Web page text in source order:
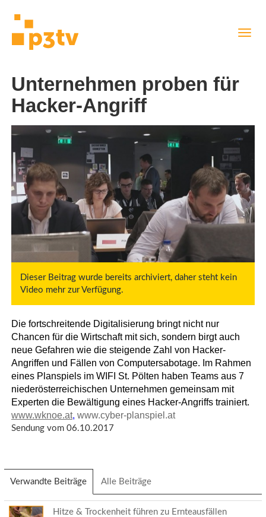
Unternehmen proben für
Hacker-Angriff
Dieser Beitrag wurde bereits archiviert, daher steht kein
Video mehr zur Verfügung.
Die fortschreitende Digitalisierung bringt nicht nur
Chancen für die Wirtschaft mit sich, sondern birgt auch
neue Gefahren wie die steigende Zahl von Hacker-
Angriffen und Fällen von Computersabotage. Im Rahmen
eines Planspiels im WIFI St. Pölten haben Teams aus 7
niederösterreichischen Unternehmen gemeinsam mit
Experten die Bewältigung eines Hacker-Angriffs trainiert.
www.wknoe.at, www.cyber-planspiel.at
Sendung vom 06.10.2017
Verwandte Beiträge (aktiver
Reiter)
Alle Beiträge
Hitze & Trockenheit führen zu Ernteausfällen